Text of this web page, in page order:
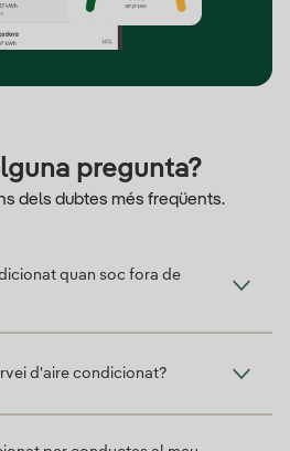
pregunta?
dels dubtes més freqüents.
quan soc fora de
d'aire condicionat?